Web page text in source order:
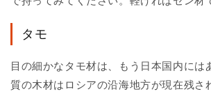
タモ
目の細かなタモ材は、もう日本国内には
質の木材はロシアの沿海地方が現在残さ